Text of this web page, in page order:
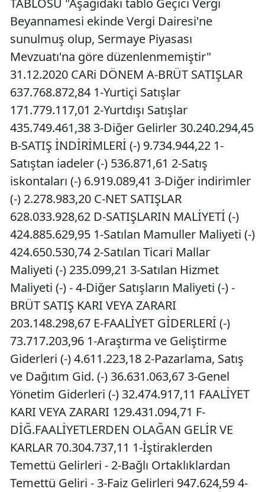
TABLOSU "Aşağıdaki tablo Geçici Vergi
Beyannamesi ekinde Vergi Dairesi'ne
sunulmuş olup, Sermaye Piyasası
Mevzuatı'na göre düzenlenmemiştir"
31.12.2020 CARi DÖNEM A-BRÜT SATIŞLAR
637.768.872,84 1-Yurtiçi Satışlar
171.779.117,01 2-Yurtdışı Satışlar
435.749.461,38 3-Diğer Gelirler 30.240.294,45
B-SATIŞ İNDİRİMLERİ (-) 9.734.944,22 1-
Satıştan iadeler (-) 536.871,61 2-Satış
iskontaları (-) 6.919.089,41 3-Diğer indirimler
(-) 2.278.983,20 C-NET SATIŞLAR
628.033.928,62 D-SATIŞLARIN MALİYETİ (-)
424.885.629,95 1-Satılan Mamuller Maliyeti (-)
424.650.530,74 2-Satılan Ticari Mallar
Maliyeti (-) 235.099,21 3-Satılan Hizmet
Maliyeti (-) - 4-Diğer Satışların Maliyeti (-) -
BRÜT SATIŞ KARI VEYA ZARARI
203.148.298,67 E-FAALİYET GİDERLERİ (-)
73.717.203,96 1-Araştırma ve Geliştirme
Giderleri (-) 4.611.223,18 2-Pazarlama, Satış
ve Dağıtım Gid. (-) 36.631.063,67 3-Genel
Yönetim Giderleri (-) 32.474.917,11 FAALİYET
KARI VEYA ZARARI 129.431.094,71 F-
DİĞ.FAALİYETLERDEN OLAĞAN GELİR VE
KARLAR 70.304.737,11 1-İştiraklerden
Temettü Gelirleri - 2-Bağlı Ortaklıklardan
Temettü Geliri - 3-Faiz Gelirleri 947.624,59 4-